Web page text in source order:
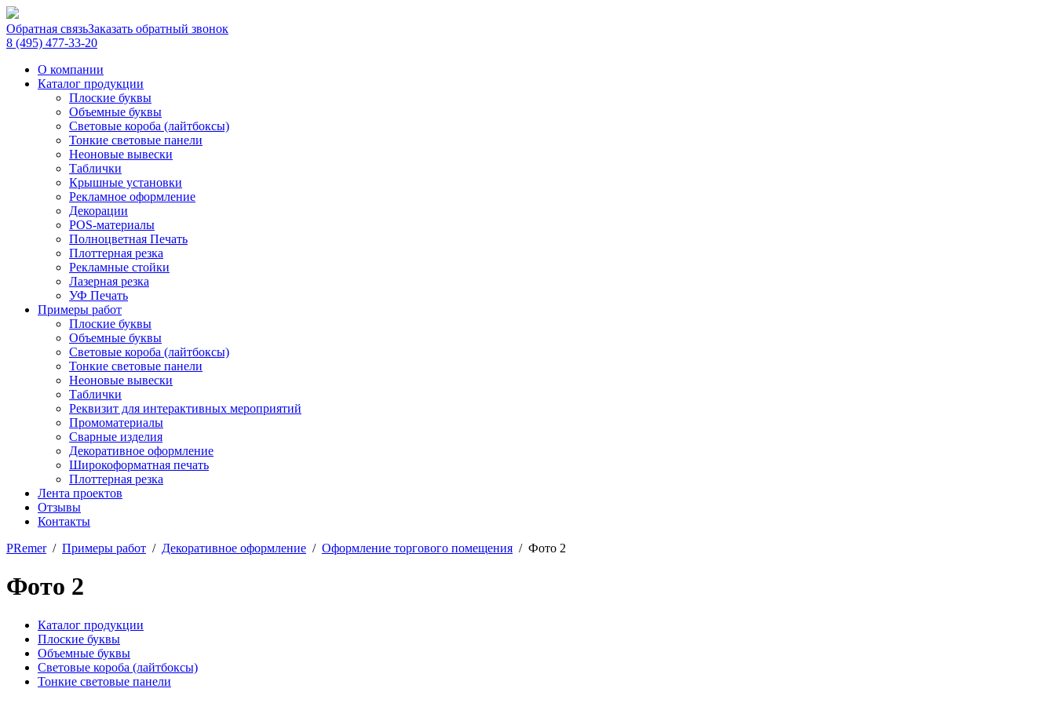
Обратная связьЗаказать обратный звонок
8 (495) 477-33-20
О компании
Каталог продукции
Плоские буквы
Объемные буквы
Световые короба (лайтбоксы)
Тонкие световые панели
Неоновые вывески
Таблички
Крышные установки
Рекламное оформление
Декорации
POS-материалы
Полноцветная Печать
Плоттерная резка
Рекламные стойки
Лазерная резка
УФ Печать
Примеры работ
Плоские буквы
Объемные буквы
Световые короба (лайтбоксы)
Тонкие световые панели
Неоновые вывески
Таблички
Реквизит для интерактивных мероприятий
Промоматериалы
Сварные изделия
Декоративное оформление
Широкоформатная печать
Плоттерная резка
Лента проектов
Отзывы
Контакты
PRemer/ Примеры работ / Декоративное оформление / Оформление торгового помещения / Фото 2
Фото 2
Каталог продукции
Плоские буквы
Объемные буквы
Световые короба (лайтбоксы)
Тонкие световые панели